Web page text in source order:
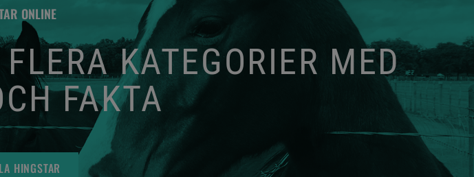
ONLINE
KATEGORIER MED
FAKTA
HINGSTAR